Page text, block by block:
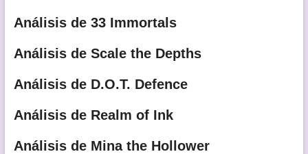
Análisis de 33 Immortals
Análisis de Scale the Depths
Análisis de D.O.T. Defence
Análisis de Realm of Ink
Análisis de Mina the Hollower